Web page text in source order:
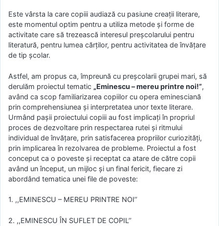
Este vârsta la care copiii audiază cu pasiune creaţii literare,
este momentul optim pentru a utiliza metode şi forme de
activitate care să trezească interesul preşcolarului pentru
literatură, pentru lumea cărţilor, pentru activitatea de învăţare
de tip şcolar.
Astfel, am propus ca, împreună cu preşcolarii grupei mari, să
derulăm proiectul tematic „Eminescu – mereu printre noi!”,
având ca scop familiarizarea copiilor cu opera eminesciană
prin comprehensiunea şi interpretatea unor texte literare.
Urmând paşii proiectului copiii au fost implicaţi în propriul
proces de dezvoltare prin respectarea rutei şi ritmului
individual de învăţare, prin satisfacerea propriilor curiozităţi,
prin implicarea în rezolvarea de probleme. Proiectul a fost
conceput ca o poveste şi receptat ca atare de către copii
având un început, un mijloc şi un final fericit, fiecare zi
abordând tematica unei file de poveste:
1. ,,EMINESCU – MEREU PRINTRE NOI’’
2. ,,EMINESCU ÎN SUFLET DE COPIL’’